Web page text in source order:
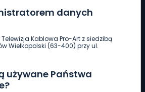
danych
Kablowa Pro-Art z siedzibą
Wielkopolski (63-400) przy ul.
używane Państwa